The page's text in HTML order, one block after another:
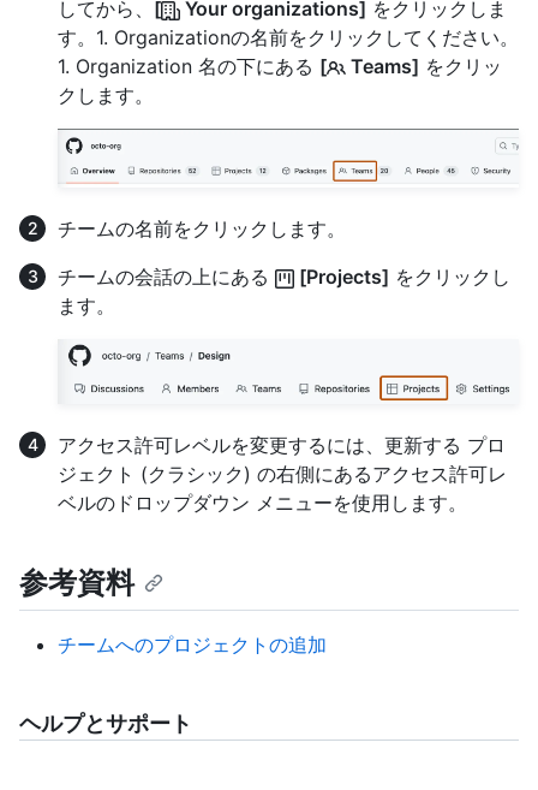
してから、 [ Your organizations] をクリックしま
す。1. Organizationの名前をクリックしてください。
1. Organization 名の下にある [ Teams] をクリッ
クします。
チームの名前をクリックします。
チームの会話の上にある
[Projects] をクリックし
ます。
アクセス許可レベルを変更するには、更新する プロ
ジェクト (クラシック) の右側にあるアクセス許可レ
ベルのドロップダウン メニューを使用します。
参考資料
チームへのプロジェクトの追加
ヘルプとサポート